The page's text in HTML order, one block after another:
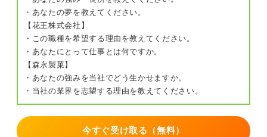
・あなたの夢を教えてください。
【花王株式会社】
・この職種を希望する理由を教えてください。
・あなたにとって仕事とは何ですか。
【森永製菓】
・あなたの強みを当社でどう生かせますか。
・当社の業界を志望する理由を教えてください。
今すぐ受け取る（無料）